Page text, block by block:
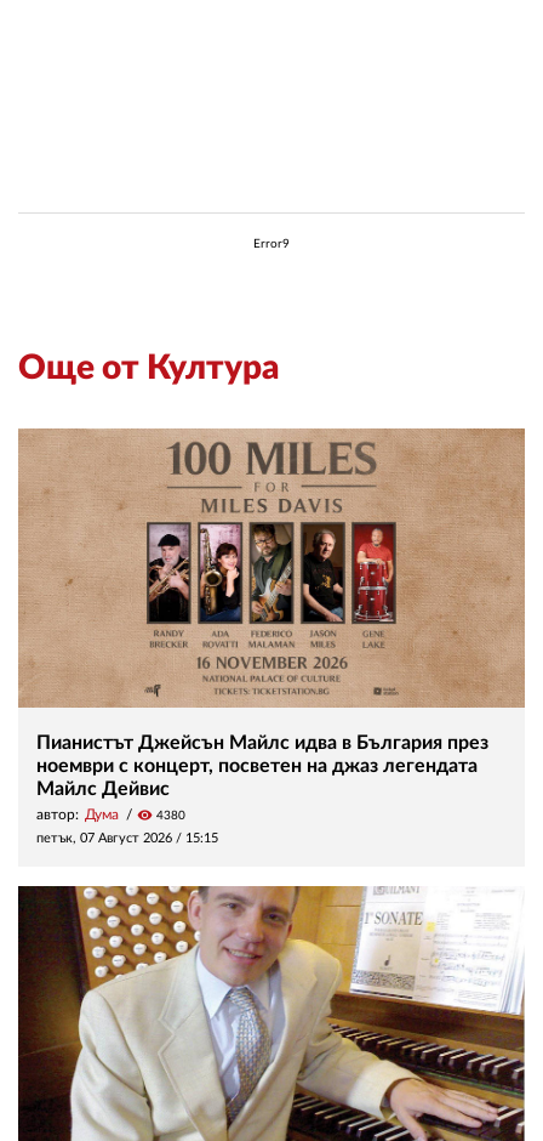
Error9
Още от Култура
Пианистът Джейсън Майлс идва в България през
ноември с концерт, посветен на джаз легендата
Майлс Дейвис
автор: Дума visibility 4380
петък, 07 Август 2026 / 15:15